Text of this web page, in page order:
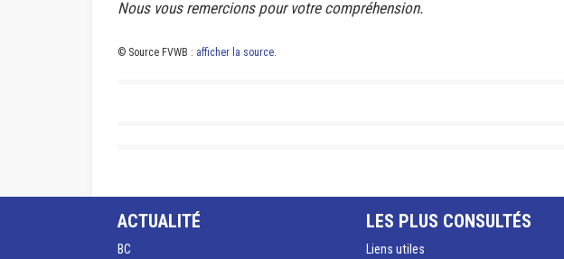
Nous vous remercions pour votre compréhension.
© Source FVWB : afficher la source.
ACTUALITÉ
BC
LES PLUS CONSULTÉS
Liens utiles